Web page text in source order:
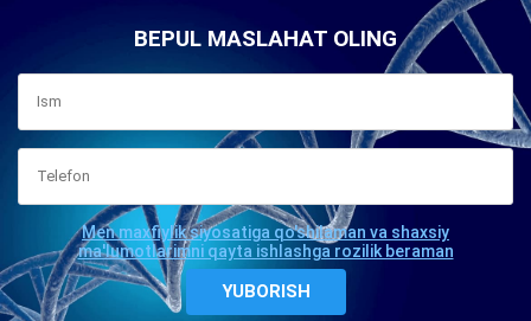
BEPUL MASLAHAT OLING
Men maxfiylik siyosatiga qo'shilaman va shaxsiy
ma'lumotlarimni qayta ishlashga rozilik beraman